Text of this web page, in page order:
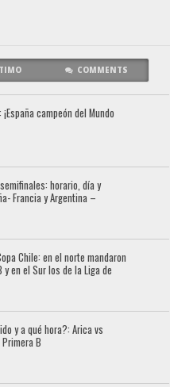
COMMENTS
¡España campeón del Mundo
horario, día y
Francia y Argentina –
Chile: en el norte mandaron
en el Sur los de la Liga de
y a qué hora?: Arica vs
B